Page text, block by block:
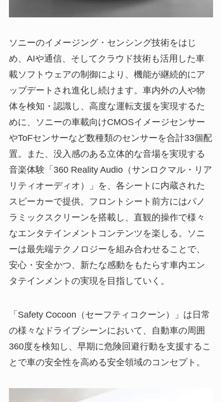
ソニーのイメージング・センシング技術をはじ
め、AIや通信、そしてクラウド技術も活用した車
載ソフトウェアの制御により、機能が継続的にア
ップデートされ進化し続けます。車内外の人や物
体を検知・認識し、高度な運転支援を実現するた
めに、ソニーの車載向けCMOSイメージセンサー
やToFセンサーなど数種類のセンサーを合計33個配
置。また、没入感のある立体的な音場を実現する
音楽体験「360 Reality Audio（サンロクマル・リア
リティオーディオ）」を、各シートに内蔵された
スピーカーで提供。フロントシート前方にはパノ
ラミックスクリーンを搭載し、直観的操作で様々
なエンタテインメントコンテンツを楽しる。ソニ
ーは最先端テクノロジーを組み合わせることで、
安心・安全かつ、新たな感動をもたらす車内エン
タテインメントの実現を目指していく。
「Safety Cocoon（セーフティコクーン）」は日常
の様々なドライブシーンにおいて、自動車の周囲
360度を検知し、早期に危険回避行動を支援するこ
とで車の安全性を高める安全領域のコンセプト。